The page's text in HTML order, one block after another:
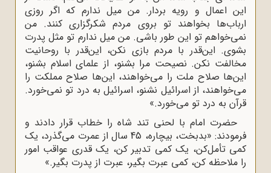
این اعمال و رویه بردار. من میل ندارم که اگر روزی
ارباب‌ها بخواهند تو بروی مردم شکرگزاری کنند. من
نمی‌خواهم تو این طور باشی. من میل ندارم تو مثل پدرت
بشوی. این‌قدر با مردم بازی نکن، این‌قدر با روحانیت
مخالفت نکن. نصیحت مرا بشنو، از علمای اسلام بشنو،
این‌ها صلاح ملت را می‌خواهند، این‌ها صلاح مملکت را
می‌خواهند، از اسرائیل نشنو، اسرائیل به درد تو نمی‌خورد.
قرآن به درد تو می‌خورد.»
حضرت امام با لحنی تند شاه را خطاب قرار دادند و
فرمودند: «بدبخت، بیچاره، 45 سال از عمرت می‌گذرد، یک
‌کمی تأمل‌کن، یک ‌کمی تدبیر کن، یک ‌قدری عواقب امور
را ملاحظه کن، کمی عبرت بگیر، عبرت از پدرت بگیر.»